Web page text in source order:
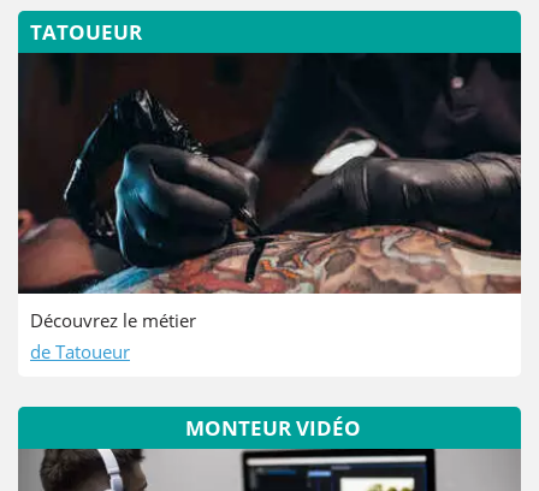
TATOUEUR
Découvrez le métier
de Tatoueur
MONTEUR VIDÉO